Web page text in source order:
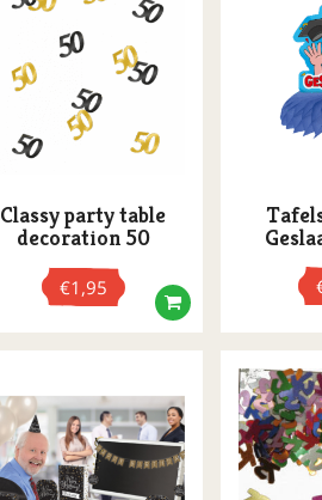
Classy party table
decoration 50
€1,95